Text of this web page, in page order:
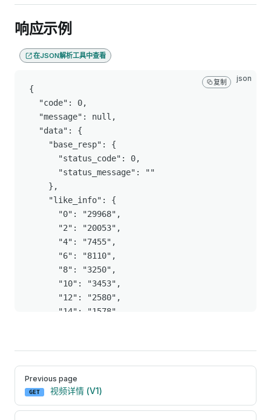
响应示例
在JSON解析工具中查看
json
复制
{
  "code": 0,
  "message": null,
  "data": {
    "base_resp": {
      "status_code": 0,
      "status_message": ""
    },
    "like_info": {
      "0": "29968",
      "2": "20053",
      "4": "7455",
      "6": "8110",
      "8": "3250",
      "10": "3453",
      "12": "2580",
      "14": "1578",
      "20": "1036",
      "22": "1191",
      "24": "1006",
      "26": "809",
      "28": "821",
Pager
Previous page
GET 视频详情 (V1)